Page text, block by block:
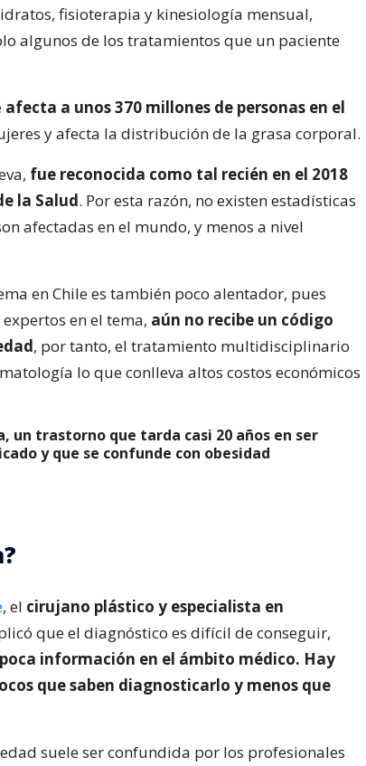
fisioterapia y kinesiología mensual,
algunos de los tratamientos que un paciente
afecta a unos 370 millones de personas en el
y afecta la distribución de la grasa corporal.
fue reconocida como tal recién en el 2018
la Salud. Por esta razón, no existen estadísticas
afectadas en el mundo, y menos a nivel
en Chile es también poco alentador, pues
en el tema, aún no recibe un código
, por tanto, el tratamiento multidisciplinario
lo que conlleva altos costos económicos
un trastorno que tarda casi 20 años en ser
y que se confunde con obesidad
, el cirujano plástico y especialista en
que el diagnóstico es difícil de conseguir,
información en el ámbito médico. Hay
que saben diagnosticarlo y menos que
suele ser confundida por los profesionales